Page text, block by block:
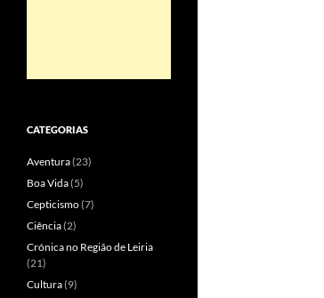
CATEGORIAS
Aventura(23)
Boa Vida(5)
Cepticismo(7)
Ciência(2)
Crónica no Região de Leiria
(21)
Cultura(9)